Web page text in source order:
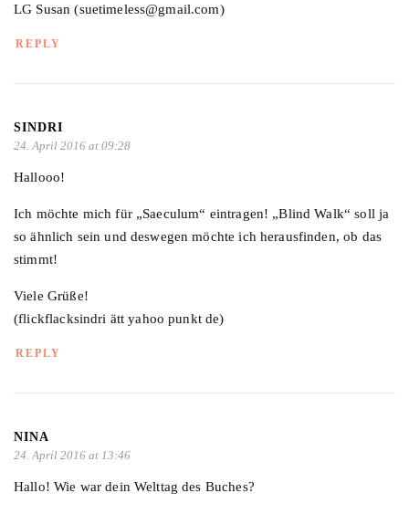
LG Susan (suetimeless@gmail.com)
REPLY
SINDRI
24. April 2016 at 09:28
Hallooo!
Ich möchte mich für „Saeculum“ eintragen! „Blind Walk“ soll ja
so ähnlich sein und deswegen möchte ich herausfinden, ob das
stimmt!
Viele Grüße!
(flickflacksindri ätt yahoo punkt de)
REPLY
NINA
24. April 2016 at 13:46
Hallo! Wie war dein Welttag des Buches?